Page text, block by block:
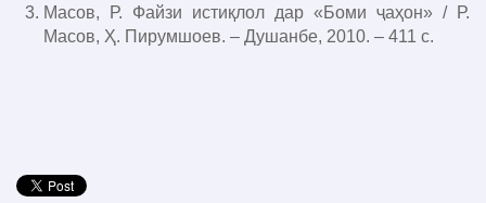
Масов, Р. Файзи истиқлол дар «Боми ҷаҳон» / Р.
Масов, Ҳ. Пирумшоев. – Душанбе, 2010. – 411 с.